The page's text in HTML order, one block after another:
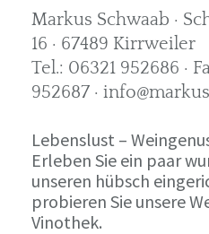
Markus Schwaab ·
16 · 67489 Kirrweiler
Tel.: 06321 952686 ·
952687 ·
Lebenslust –
Erleben Sie ein paar
unseren hübsch
probieren Sie unsere
Vinothek.